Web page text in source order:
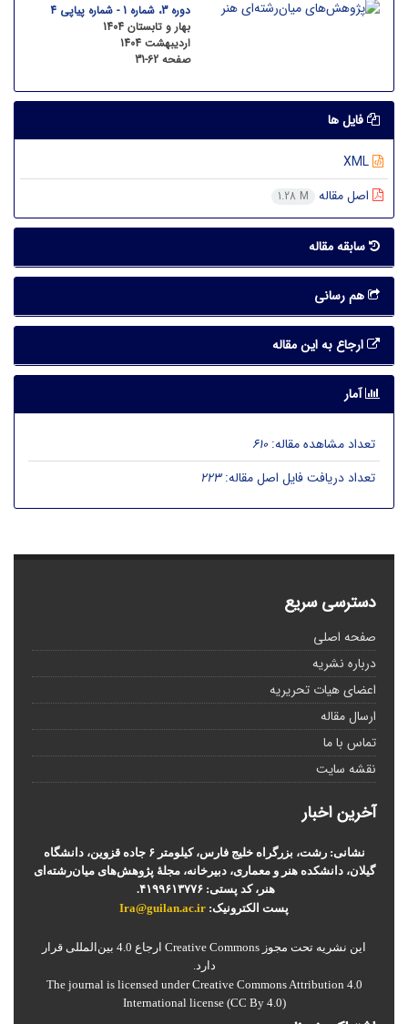
دوره 3، شماره 1 - شماره پیاپی 4
بهار و تابستان 1404
اردیبهشت 1404
صفحه 31-62
فایل ها
اصل مقاله
1.28 M
سابقه مقاله
هم رسانی
ارجاع به این مقاله
آمار
تعداد مشاهده مقاله: 610
تعداد دریافت فایل اصل مقاله:223
دسترسی سریع
صفحه اصلی
درباره نشریه
اعضای هیات تحریریه
ارسال مقاله
تماس با ما
نقشه سایت
آخرین اخبار
نشانی: رشت، بزرگراه خلیج فارس، کیلومتر ۶ جاده قزوین، دانشگاه
گیلان، دانشکده هنر و معماری، دبیرخانه، مجلۀ پژوهش‌های میان‌رشته‌ای
هنر، کد پستی: ۴۱۹۹۶۱۳۷۷۶.
پست الکترونیک: Ira@guilan.ac.ir
این نشریه تحت مجوز Creative Commons ارجاع 4.0 بین‌المللی قرار
دارد.
The journal is licensed under Creative Commons Attribution 4.0
International license (CC By 4.0)